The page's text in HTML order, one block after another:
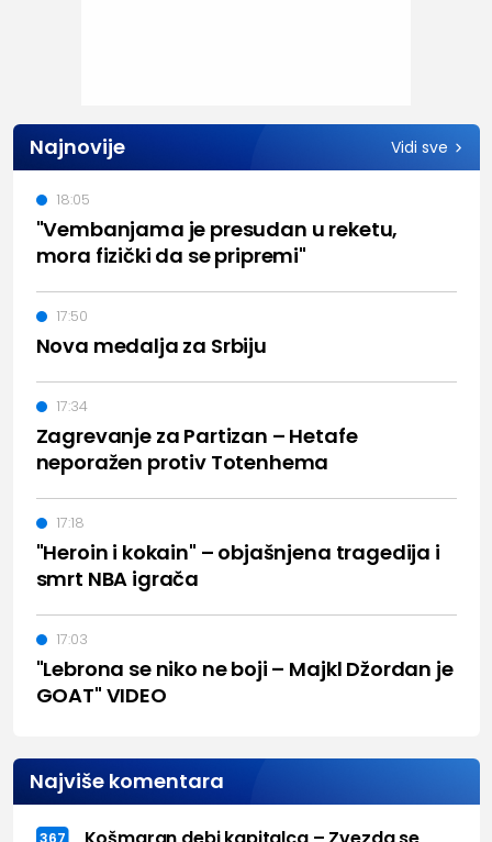
Najnovije Vidi sve
"Vembanjama je presudan u reketu,
mora fizički da se pripremi"
18:05
Nova medalja za Srbiju
17:50
Zagrevanje za Partizan – Hetafe
neporažen protiv Totenhema
17:34
"Heroin i kokain" – objašnjena tragedija i
smrt NBA igrača
17:18
"Lebrona se niko ne boji – Majkl Džordan je
GOAT" VIDEO
17:03
Najviše komentara